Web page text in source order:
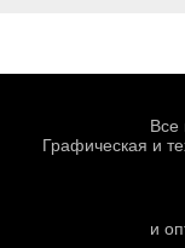
Все
Графическая и
и